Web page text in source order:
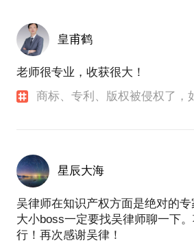
皇甫鹤
老师很专业，收获很大！
商标、专利、版权被侵权了，
星辰大海
吴律师在知识产权方面是绝对的
大小boss一定要找吴律师聊一下
行！再次感谢吴律！